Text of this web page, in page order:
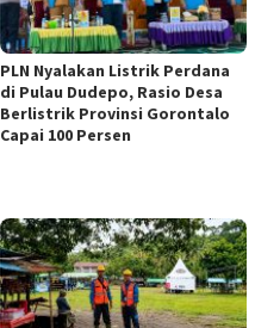
PLN Nyalakan Listrik Perdana
di Pulau Dudepo, Rasio Desa
Berlistrik Provinsi Gorontalo
Capai 100 Persen